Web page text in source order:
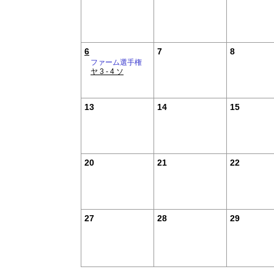
6
ファーム選手権
ヤ 3 - 4 ソ
7 8
13 14 15
20 21 22
27 28 29